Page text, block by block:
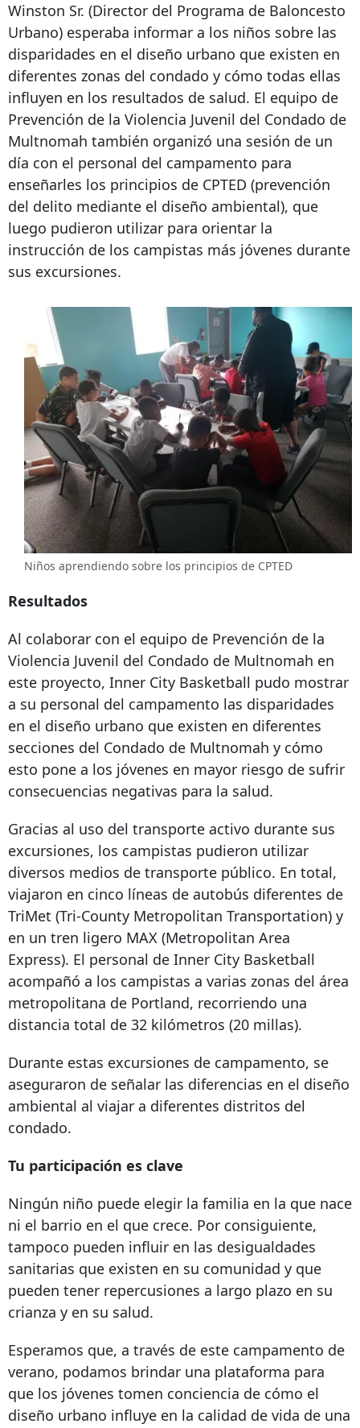
Winston Sr. (Director del Programa de Baloncesto
Urbano) esperaba informar a los niños sobre las
disparidades en el diseño urbano que existen en
diferentes zonas del condado y cómo todas ellas
influyen en los resultados de salud. El equipo de
Prevención de la Violencia Juvenil del Condado de
Multnomah también organizó una sesión de un
día con el personal del campamento para
enseñarles los principios de CPTED (prevención
del delito mediante el diseño ambiental), que
luego pudieron utilizar para orientar la
instrucción de los campistas más jóvenes durante
sus excursiones.
Niños aprendiendo sobre los principios de CPTED
Resultados
Al colaborar con el equipo de Prevención de la
Violencia Juvenil del Condado de Multnomah en
este proyecto, Inner City Basketball pudo mostrar
a su personal del campamento las disparidades
en el diseño urbano que existen en diferentes
secciones del Condado de Multnomah y cómo
esto pone a los jóvenes en mayor riesgo de sufrir
consecuencias negativas para la salud.
Gracias al uso del transporte activo durante sus
excursiones, los campistas pudieron utilizar
diversos medios de transporte público. En total,
viajaron en cinco líneas de autobús diferentes de
TriMet (Tri-County Metropolitan Transportation) y
en un tren ligero MAX (Metropolitan Area
Express). El personal de Inner City Basketball
acompañó a los campistas a varias zonas del área
metropolitana de Portland, recorriendo una
distancia total de 32 kilómetros (20 millas).
Durante estas excursiones de campamento, se
aseguraron de señalar las diferencias en el diseño
ambiental al viajar a diferentes distritos del
condado.
Tu participación es clave
Ningún niño puede elegir la familia en la que nace
ni el barrio en el que crece. Por consiguiente,
tampoco pueden influir en las desigualdades
sanitarias que existen en su comunidad y que
pueden tener repercusiones a largo plazo en su
crianza y en su salud.
Esperamos que, a través de este campamento de
verano, podamos brindar una plataforma para
que los jóvenes tomen conciencia de cómo el
diseño urbano influye en la calidad de vida de una